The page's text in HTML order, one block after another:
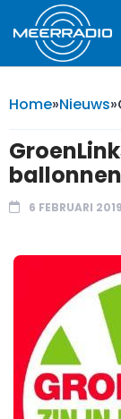
Home»Nieuws»
ballonnen
6 FEBRUARI 2019